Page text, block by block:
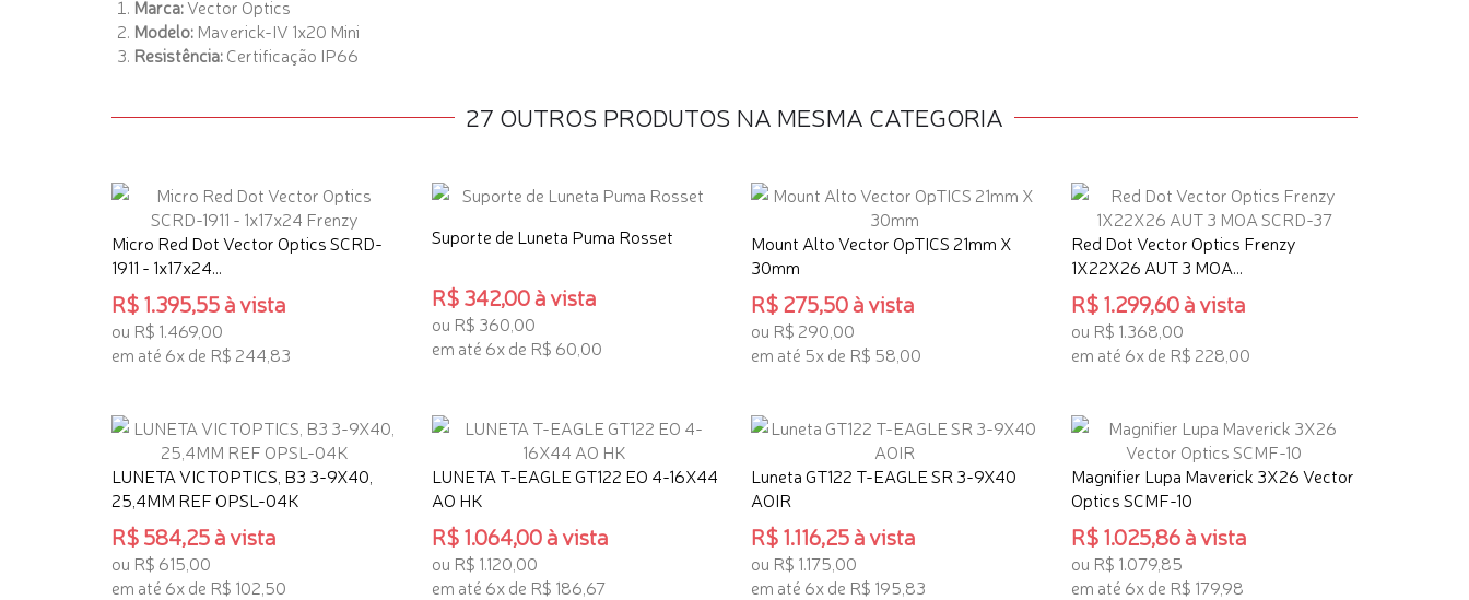
Marca:Vector Optics
Modelo: Maverick-IV 1x20 Mini
Resistência:Certificação IP66
27 OUTROS PRODUTOS NA MESMA CATEGORIA
Micro Red Dot Vector Optics SCRD-
1911 - 1x17x24...
R$ 1.395,55 à vista
ou R$ 1.469,00
em até 6x de R$ 244,83
Suporte de Luneta Puma Rosset
R$ 342,00 à vista
ou R$ 360,00
em até 6x de R$ 60,00
Mount Alto Vector OpTICS 21mm X
30mm
R$ 275,50 à vista
ou R$ 290,00
em até 5x de R$ 58,00
Red Dot Vector Optics Frenzy
1X22X26 AUT 3 MOA...
R$ 1.299,60 à vista
ou R$ 1.368,00
em até 6x de R$ 228,00
LUNETA VICTOPTICS, B3 3-9X40,
25,4MM REF OPSL-04K
R$ 584,25 à vista
ou R$ 615,00
em até 6x de R$ 102,50
LUNETA T-EAGLE GT122 EO 4-16X44
AO HK
R$ 1.064,00 à vista
ou R$ 1.120,00
em até 6x de R$ 186,67
Luneta GT122 T-EAGLE SR 3-9X40
AOIR
R$ 1.116,25 à vista
ou R$ 1.175,00
em até 6x de R$ 195,83
Magnifier Lupa Maverick 3X26 Vector
Optics SCMF-10
R$ 1.025,86 à vista
ou R$ 1.079,85
em até 6x de R$ 179,98